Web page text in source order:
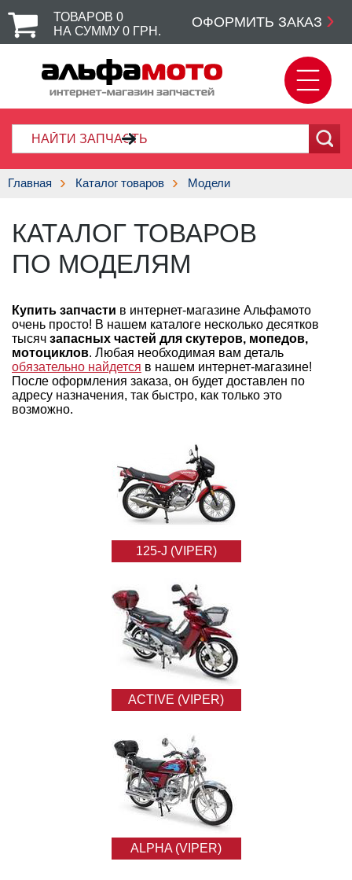
ТОВАРОВ 0
НА СУММУ 0 ГРН.
ОФОРМИТЬ ЗАКАЗ
Главная Каталог товаров Модели
КАТАЛОГ ТОВАРОВ
ПО МОДЕЛЯМ
Купить запчасти в интернет-магазине Альфамото
очень просто! В нашем каталоге несколько десятков
тысяч запасных частей для скутеров, мопедов,
мотоциклов. Любая необходимая вам деталь
обязательно найдется в нашем интернет-магазине!
После оформления заказа, он будет доставлен по
адресу назначения, так быстро, как только это
возможно.
125-J (VIPER)
ACTIVE (VIPER)
ALPHA (VIPER)